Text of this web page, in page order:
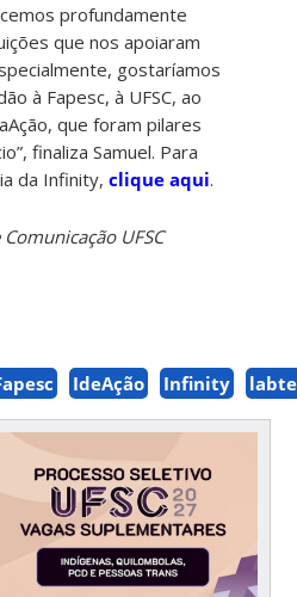
profundamente
que nos apoiaram
gostaríamos
à Fapesc, à UFSC, ao
que foram pilares
finaliza Samuel. Para
da Infinity,clique aqui.
UFSC
IdeAção Infinity